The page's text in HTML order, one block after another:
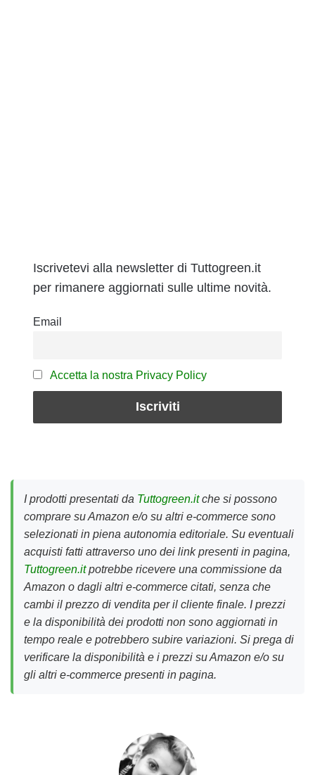
Iscrivetevi alla newsletter di Tuttogreen.it
per rimanere aggiornati sulle ultime novità.
Email
Accetta la nostra Privacy Policy
I prodotti presentati da Tuttogreen.itche si possono
comprare su Amazon e/o su altri e-commerce sono
selezionati in piena autonomia editoriale. Su eventuali
acquisti fatti attraverso uno dei link presenti in pagina,
Tuttogreen.itpotrebbe ricevere una commissione da
Amazon o dagli altri e-commerce citati, senza che
cambi il prezzo di vendita per il cliente finale. I prezzi
e la disponibilità dei prodotti non sono aggiornati in
tempo reale e potrebbero subire variazioni. Si prega di
verificare la disponibilità e i prezzi su Amazon e/o su
gli altri e-commerce presenti in pagina.